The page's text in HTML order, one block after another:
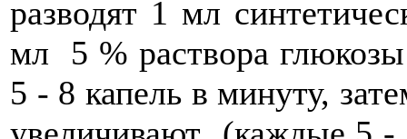
разводят 1 мл
мл 5 % раствора
5 - 8 капель в минуту,